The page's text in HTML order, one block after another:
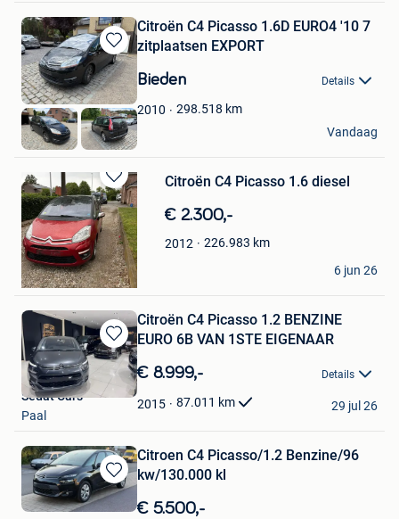
Bewaren
in
Mijn
Favorieten
Citroën C4 Picasso 1.6D EURO4 '10 7
zitplaatsen EXPORT
Bieden Details
2010 298.518 km
NTW Cars
Balen
Vandaag
Bewaren
in
Mijn
Favorieten
Citroën C4 Picasso 1.6 diesel
€ 2.300,-
2012 226.983 km
cam van ere
Dendermonde
6 jun 26
Bewaren
Mijn
Favorieten
Citroën C4 Picasso 1.2 BENZINE
EURO 6B VAN 1STE EIGENAAR
€ 8.999,- Details
2015 87.011 km
Sedat Cars
Paal
29 jul 26
Bewaren
in
Citroen C4 Picasso/1.2 Benzine/96
kw/130.000 kl
€ 5.500,-